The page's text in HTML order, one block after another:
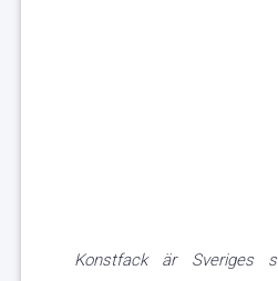
Konstfack är Sveriges